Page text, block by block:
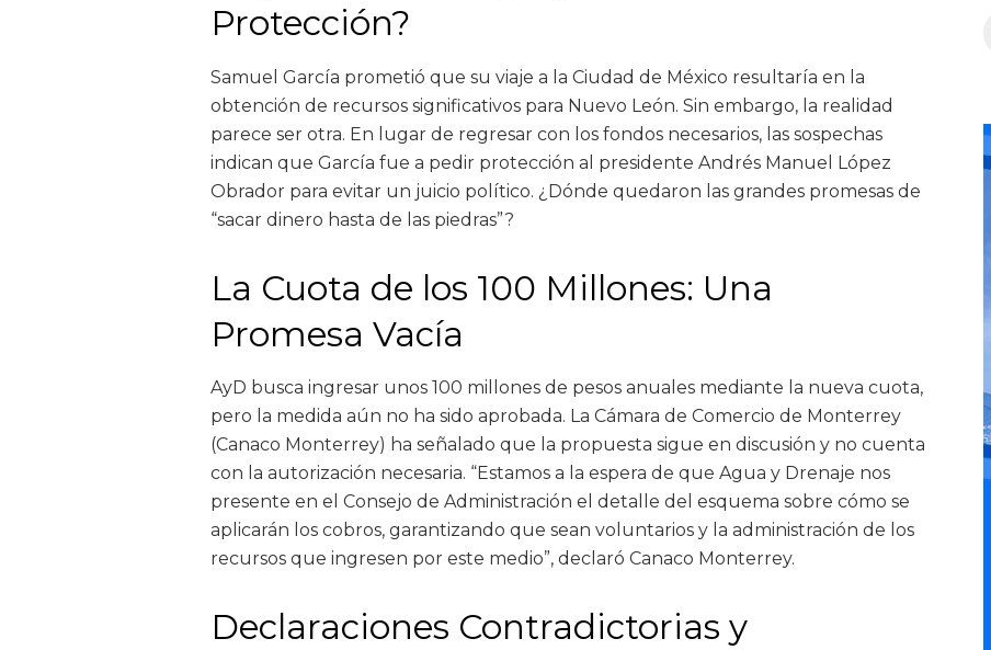
Protección?
Samuel García prometió que su viaje a la Ciudad de México resultaría en la
obtención de recursos significativos para Nuevo León. Sin embargo, la realidad
parece ser otra. En lugar de regresar con los fondos necesarios, las sospechas
indican que García fue a pedir protección al presidente Andrés Manuel López
Obrador para evitar un juicio político. ¿Dónde quedaron las grandes promesas de
“sacar dinero hasta de las piedras”?
La Cuota de los 100 Millones: Una
Promesa Vacía
AyD busca ingresar unos 100 millones de pesos anuales mediante la nueva cuota,
pero la medida aún no ha sido aprobada. La Cámara de Comercio de Monterrey
(Canaco Monterrey) ha señalado que la propuesta sigue en discusión y no cuenta
con la autorización necesaria. “Estamos a la espera de que Agua y Drenaje nos
presente en el Consejo de Administración el detalle del esquema sobre cómo se
aplicarán los cobros, garantizando que sean voluntarios y la administración de los
recursos que ingresen por este medio”, declaró Canaco Monterrey.
Declaraciones Contradictorias y